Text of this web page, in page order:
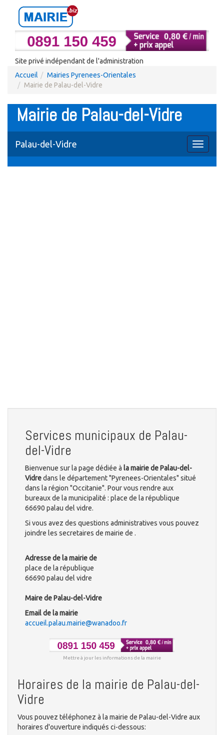
Site privé indépendant de l'administration
Accueil
Mairies Pyrenees-Orientales
Mairie de Palau-del-Vidre
Mairie de Palau-del-Vidre
Toggle
Palau-del-Vidre
Services municipaux de Palau-
del-Vidre
Bienvenue sur la page dédiée à la mairie de Palau-del-
Vidredans le département "Pyrenees-Orientales" situé
dans la région "Occitanie". Pour vous rendre aux
bureaux de la municipalité : place de la république
66690 palau del vidre.
Si vous avez des questions administratives vous pouvez
joindre les secretaires de mairie de .
Adresse de la mairie de
place de la république
66690 palau del vidre
Maire de Palau-del-Vidre
Email de la mairie
accueil.palau.mairie@wanadoo.fr
Mettre à jour les informations de la mairie
Horaires de la mairie de Palau-del-
Vidre
Vous pouvez téléphonez à la mairie de Palau-del-Vidre aux
horaires d'ouverture indiqués ci-dessous: